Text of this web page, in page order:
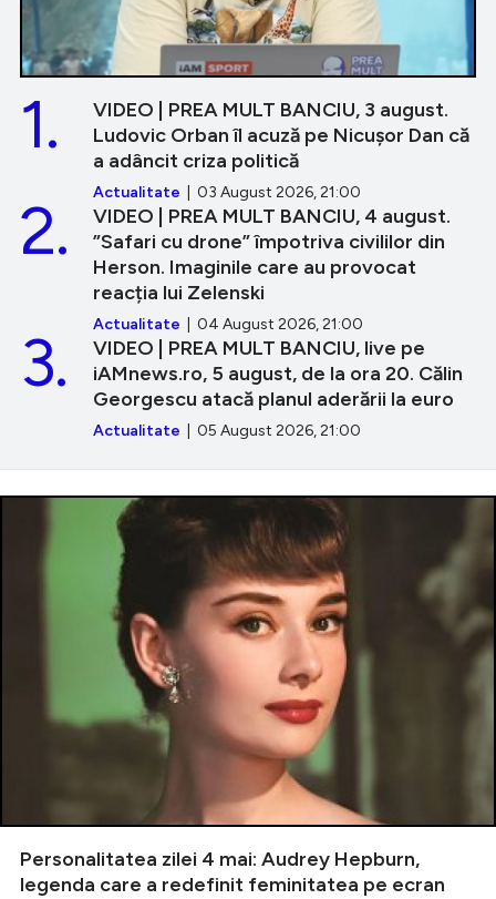
VIDEO | PREA MULT BANCIU, 3 august.
Ludovic Orban îl acuză pe Nicușor Dan că
a adâncit criza politică
Actualitate | 03 August 2026, 21:00
1.
VIDEO | PREA MULT BANCIU, 4 august.
”Safari cu drone” împotriva civililor din
Herson. Imaginile care au provocat
reacția lui Zelenski
Actualitate | 04 August 2026, 21:00
2.
VIDEO | PREA MULT BANCIU, live pe
iAMnews.ro, 5 august, de la ora 20. Călin
Georgescu atacă planul aderării la euro
Actualitate | 05 August 2026, 21:00
3.
Personalitatea zilei 4 mai: Audrey Hepburn,
legenda care a redefinit feminitatea pe ecran